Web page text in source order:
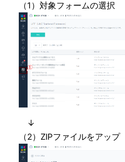
（1）対象フォームの選択
↓
（2）ZIPファイルをアップ